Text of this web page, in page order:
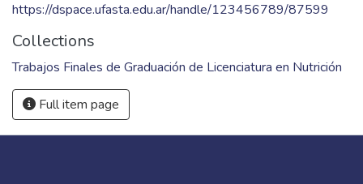
https://dspace.ufasta.edu.ar/handle/123456789/87599
Collections
Trabajos Finales de Graduación de Licenciatura en Nutrición
Full item page